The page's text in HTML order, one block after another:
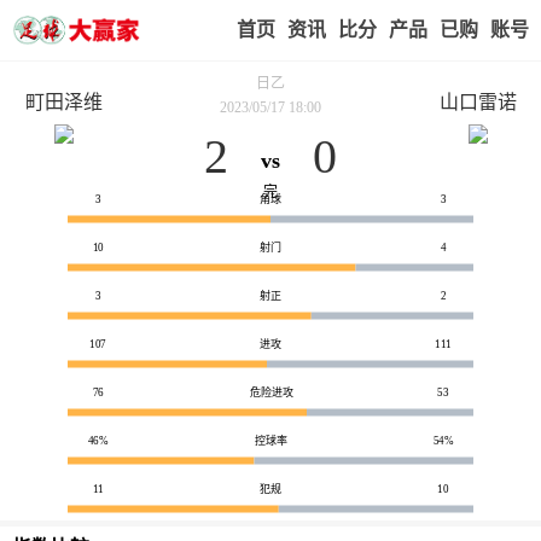
首页 赢家视点赛事比分实战版入口
我的
日乙
2023/05/17 18:00
vs
完
2
町田泽维
0
山口雷诺
3 角球 3
10 射门 4
3 射正 2
107 进攻 111
76 危险进攻 53
46% 控球率 54%
11 犯规 10